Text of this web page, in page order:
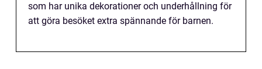
som har unika dekorationer och underhållning för
att göra besöket extra spännande för barnen.